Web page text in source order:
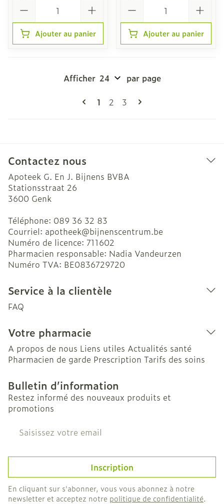
Ajouter au panier Ajouter au panier
Pages
Vous lisez actuellement la page
1 Page
2 Page
3
Afficher par page
Contactez nous
Apoteek G. En J. Bijnens BVBA
Stationsstraat 26
3600 Genk
Téléphone: 089 36 32 83
Courriel: apotheek@bijnenscentrum.be
Numéro de licence: 711602
Pharmacien responsable: Nadia Vandeurzen
Numéro TVA: BE0836729720
Service à la clientèle
FAQ
Votre pharmacie
A propos de nous Liens utiles Actualités santé
Pharmacien de garde Prescription Tarifs des soins
Bulletin d’information
Restez informé des nouveaux produits et
promotions
Adresse mail
Inscription
En cliquant sur s'abonner, vous vous abonnez à notre
newsletter et acceptez notre politique de confidentialité.